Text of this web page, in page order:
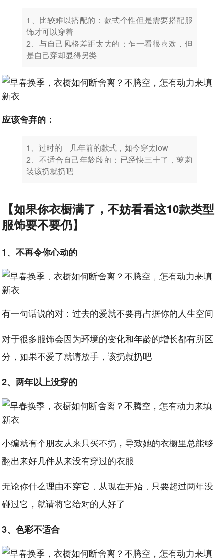
1、比较难以搭配的：款式个性但是需要搭配服
饰才可以穿着
2、与自己风格差距太大的：乍一看很喜欢，但
是自己穿却显得另类
应该舍弃的：
1、过时的：几年前的款式，如今穿太low
2、不适合自己年龄段的：已经快三十了，萝莉
装该扔就扔吧
【如果你衣橱满了，不妨看看这10款类型
服饰要不要仍】
1、不再令你心动的
有一句话说的对：过去的爱就不要再占据你的人生空间
对于很多服饰会因为环境的变化和年龄的增长都有所区
分，如果不爱了就请放手，该扔就扔吧
2、两年以上没穿的
小编就有个朋友从来只买不扔，导致她的衣橱里总能够
翻出来好几件从来没有穿过的衣服
无论你什么理由不穿它，从现在开始，只要超过两年没
碰过它，就请将它给对的人好了
3、色彩不适合